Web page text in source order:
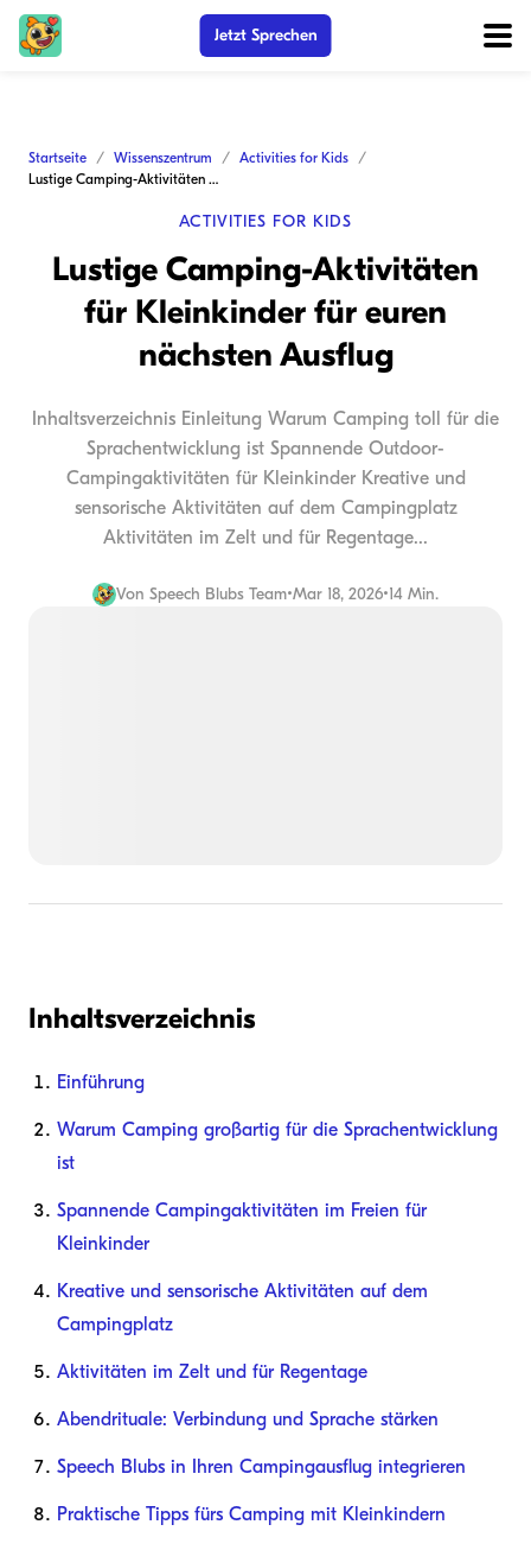
Jetzt Sprechen
Startseite Wissenszentrum
Activities for Kids
Lustige Camping-Aktivitäten für Kleinkinder für euren nächsten Ausflug
ACTIVITIES FOR KIDS
Lustige Camping-Aktivitäten
für Kleinkinder für euren
nächsten Ausflug
Inhaltsverzeichnis Einleitung Warum Camping toll für die
Sprachentwicklung ist Spannende Outdoor-
Campingaktivitäten für Kleinkinder Kreative und
sensorische Aktivitäten auf dem Campingplatz
Aktivitäten im Zelt und für Regentage...
Von Speech Blubs Team•Mar 18, 2026•14 Min.
Inhaltsverzeichnis
Einführung
Warum Camping großartig für die Sprachentwicklung
ist
Spannende Campingaktivitäten im Freien für
Kleinkinder
Kreative und sensorische Aktivitäten auf dem
Campingplatz
Aktivitäten im Zelt und für Regentage
Abendrituale: Verbindung und Sprache stärken
Speech Blubs in Ihren Campingausflug integrieren
Praktische Tipps fürs Camping mit Kleinkindern